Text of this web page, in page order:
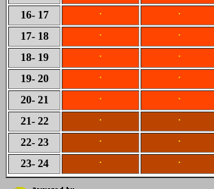
16- 17 . .
17- 18 . .
18- 19 . .
19- 20 . .
20- 21 . .
21- 22 . .
22- 23 . .
23- 24 . .